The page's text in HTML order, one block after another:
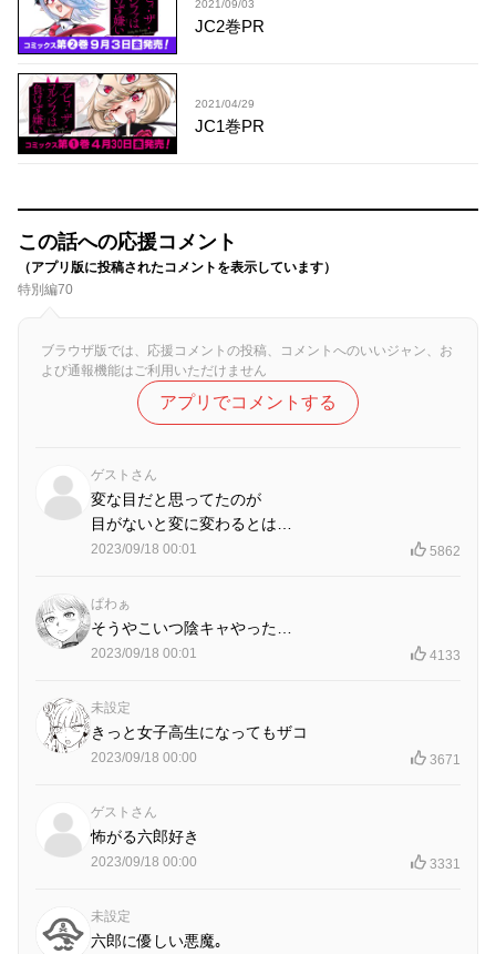
2021/09/03
JC2巻PR
2021/04/29
JC1巻PR
この話への応援コメント
（アプリ版に投稿されたコメントを表示しています）
特別編70
ブラウザ版では、応援コメントの投稿、コメントへのいいジャン、お
よび通報機能はご利用いただけません
アプリでコメントする
ゲストさん
変な目だと思ってたのが
目がないと変に変わるとは…
2023/09/18 00:01 5862
ぱわぁ
そうやこいつ陰キャやった…
2023/09/18 00:01 4133
未設定
きっと女子高生になってもザコ
2023/09/18 00:00 3671
ゲストさん
怖がる六郎好き
2023/09/18 00:00 3331
未設定
六郎に優しい悪魔｡